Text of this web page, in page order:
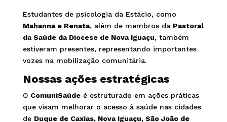
Estudantes de psicologia da Estácio, como
Mahanna e Renata, além de membros da Pastoral
da Saúde da Diocese de Nova Iguaçu, também
estiveram presentes, representando importantes
vozes na mobilização comunitária.
Nossas ações estratégicas
O ComuniSaúdeé estruturado em ações práticas
que visam melhorar o acesso à saúde nas cidades
de Duque de Caxias, Nova Iguaçu, São João de